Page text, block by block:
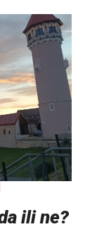
ili ne?